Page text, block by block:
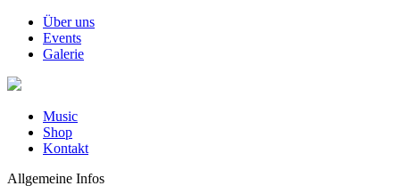
Über uns
Events
Galerie
Music
Shop
Kontakt
Allgemeine Infos